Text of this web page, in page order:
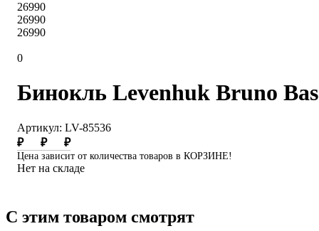
26990
26990
26990
0
Бинокль Levenhuk Bruno
Артикул: LV-85536
₽
₽ ₽
Цена зависит от количества товаров в КОРЗИНЕ!
Нет на складе
С этим товаром смотрят